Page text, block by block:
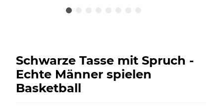
Schwarze Tasse mit Spruch -
Echte Männer spielen
Basketball